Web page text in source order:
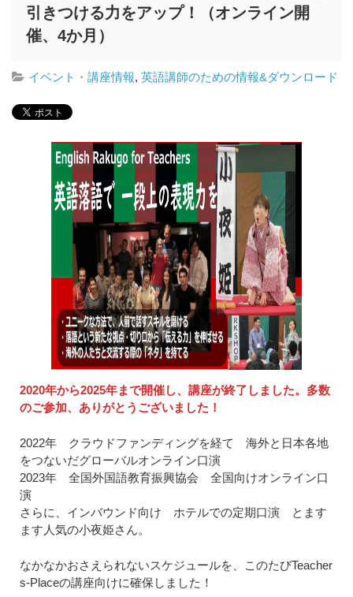
引きつける力をアップ！（オンライン開
催、4か月）
イベント・講座情報,英語講師のための情報&ダウンロード
2020年から2025年まで開催し、講座が終了しました。多数
のご参加、ありがとうございました！
2022年 クラウドファンディングを経て 海外と日本各地
をつないだグローバルオンライン口演
2023年 全国外国語教育振興協会 全国向けオンライン口
演
さらに、インバウンド向け ホテルでの定期口演 とます
ます人気の小夜姫さん。
なかなかおさえられないスケジュールを、このたびTeacher
s-Placeの講座向けに確保しました！